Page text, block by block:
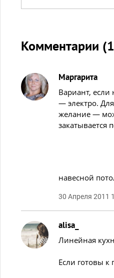
Комментарии (
Маргарита
Вариант,
— электро.
желание —
закатывается
навесной
30 Апреля 2011
alisa_
Линейная
Если готовы к